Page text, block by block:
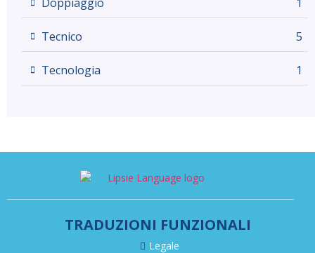
Doppiaggio 1
Tecnico 5
Tecnologia 1
TRADUZIONI FUNZIONALI
Legale